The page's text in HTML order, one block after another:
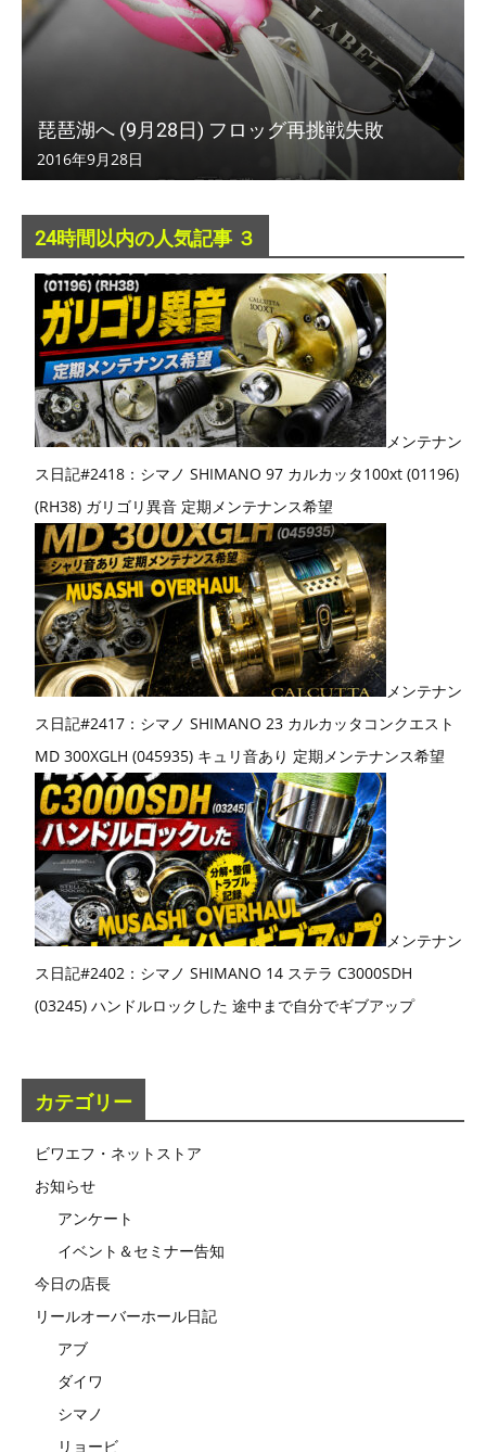
琵琶湖へ (9月28日) フロッグ再挑戦失敗
2016年9月28日
24時間以内の人気記事 ３
メンテナン
ス日記#2418：シマノ SHIMANO 97 カルカッタ100xt (01196)
(RH38) ガリゴリ異音 定期メンテナンス希望
メンテナン
ス日記#2417：シマノ SHIMANO 23 カルカッタコンクエスト
MD 300XGLH (045935) キュリ音あり 定期メンテナンス希望
メンテナン
ス日記#2402：シマノ SHIMANO 14 ステラ C3000SDH
(03245) ハンドルロックした 途中まで自分でギブアップ
カテゴリー
ビワエフ・ネットストア
お知らせ
アンケート
イベント＆セミナー告知
今日の店長
リールオーバーホール日記
アブ
ダイワ
シマノ
リョービ